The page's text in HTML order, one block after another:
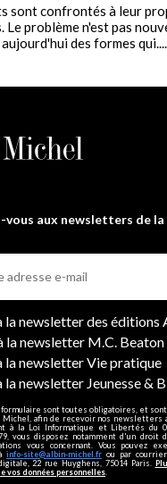
sont confrontés à leur
Le problème n'est pas
aujourd'hui des formes
vous aux newsletters de la
à la newsletter des
la newsletter M.C. Beaton
la newsletter Vie pratique
la newsletter Jeunesse &
formulaire sont toutes obligatoires, et
afin de recevoir nos newsletters
à la Loi Informatique et Libertés du
vous disposez notamment d'un droit
vous concernant. Vous pouvez
info-site@albin-michel.fr ou par
22 rue Huyghens, 75014 Paris.
vos données personnelles